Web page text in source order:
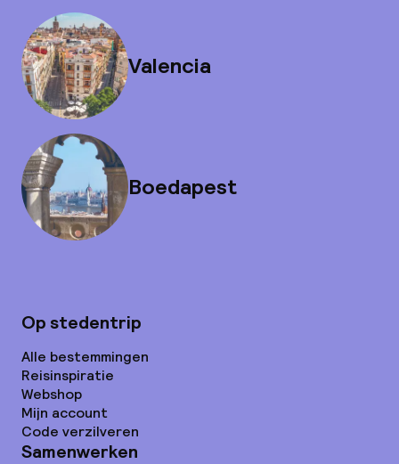
Valencia
Boedapest
Op stedentrip
Alle bestemmingen
Reisinspiratie
Webshop
Mijn account
Code verzilveren
Samenwerken